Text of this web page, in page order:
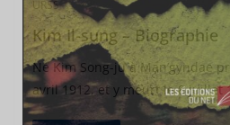
URSS
Kim Il-sung – Biographie
Né Kim Song-ju à Man’gyndae
avril 1912, et y meurt le 8 juillet